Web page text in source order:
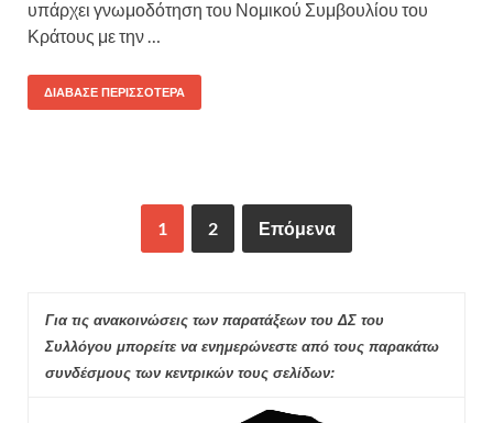
υπάρχει γνωμοδότηση του Νομικού Συμβουλίου του
Κράτους με την …
ΔΙΆΒΑΣΕ ΠΕΡΙΣΣΌΤΕΡΑ
1 2 Επόμενα
Για τις ανακοινώσεις των παρατάξεων του ΔΣ του
Συλλόγου μπορείτε να ενημερώνεστε από τους παρακάτω
συνδέσμους των κεντρικών τους σελίδων: